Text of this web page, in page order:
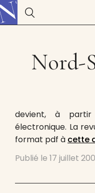
Nord-
devient, à partir
électronique. La
format pdf à cette
Publié le 17 juillet